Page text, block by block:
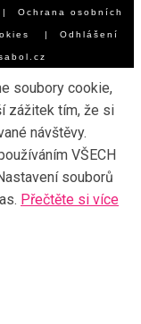
| Ochrana osobních
Odhlášení
soubory cookie,
zážitek tím, že si
návštěvy.
VŠECH
souborů
Přečtěte si více